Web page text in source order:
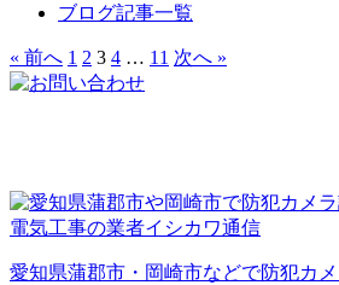
ブログ記事一覧
« 前へ 1 2 3 4 … 11 次へ »
愛知県蒲郡市・岡崎市などで防犯カ